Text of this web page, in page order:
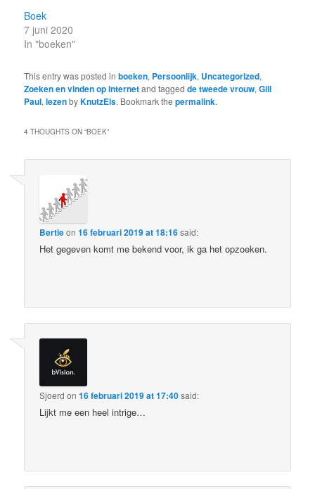
Boek
7 juni 2020
In "boeken"
This entry was posted inboeken, Persoonlijk, Uncategorized,
Zoeken en vinden op internetand taggedde tweede vrouw,Gill
Paul,lezenbyKnutzEls. Bookmark thepermalink.
4 THOUGHTS ON “BOEK”
Bertieon16 februari 2019 at 18:16said:
Het gegeven komt me bekend voor, ik ga het opzoeken.
Sjoerd on16 februari 2019 at 17:40said:
Lijkt me een heel intrige…